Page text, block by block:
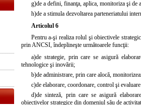
g)de a defini, finanţa, aplica, monitoriza şi
h)de a stimula dezvoltarea parteneriatului
Articolul 6
Pentru a-şi realiza rolul şi obiectivele
prin ANCSI, îndeplineşte următoarele funcţii:
a)de strategie, prin care se asigură
tehnologice şi inovării;
b)de administrare, prin care alocă,
c)de elaborare, coordonare, control şi
d)de sinteză, prin care se asigură
obiectivelor strategice din domeniul său de